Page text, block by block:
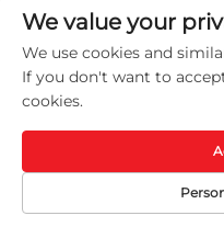
Haben Sie
Unternehmen?
Ein
We value your
We use cookies and
If you don't want to
cookies.